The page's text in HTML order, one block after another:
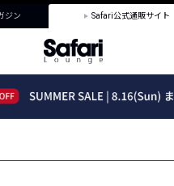
ジン Safari公式通販サイト